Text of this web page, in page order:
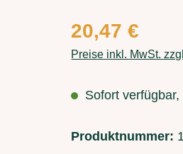
Regulärer Preis:
20,47 €
Preise inkl. MwSt.
Sofort
Produktnummer: